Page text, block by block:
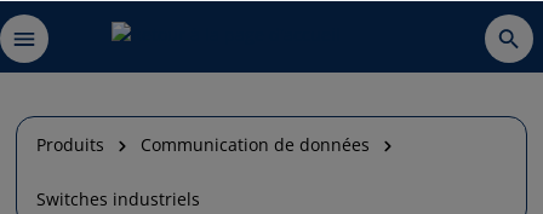
Produits Communication de données
Switches industriels